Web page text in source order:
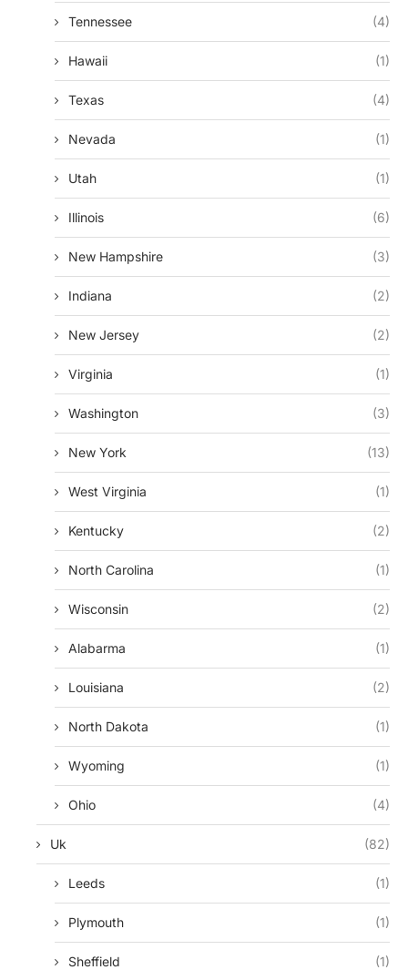
Tennessee (4)
Hawaii (1)
Texas (4)
Nevada (1)
Utah (1)
Illinois (6)
New Hampshire (3)
Indiana (2)
New Jersey (2)
Virginia (1)
Washington (3)
New York (13)
West Virginia (1)
Kentucky (2)
North Carolina (1)
Wisconsin (2)
Alabarma (1)
Louisiana (2)
North Dakota (1)
Wyoming (1)
Ohio (4)
Uk (82)
Leeds (1)
Plymouth (1)
Sheffield (1)